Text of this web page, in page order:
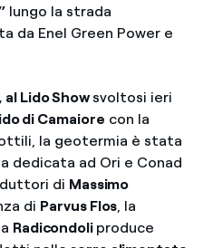
lungo la strada
da Enel Green Power e
al Lido Show svoltosi ieri
di Camaiore con la
la geotermia è stata
dedicata ad Ori e Conad
di Massimo
di Parvus Flos, la
Radicondoli produce